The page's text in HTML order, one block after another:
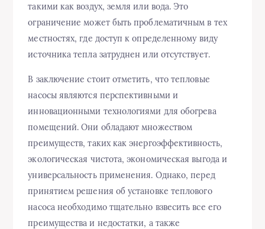
такими как воздух, земля или вода. Это
ограничение может быть проблематичным в тех
местностях, где доступ к определенному виду
источника тепла затруднен или отсутствует.
В заключение стоит отметить, что тепловые
насосы являются перспективными и
инновационными технологиями для обогрева
помещений. Они обладают множеством
преимуществ, таких как энергоэффективность,
экологическая чистота, экономическая выгода и
универсальность применения. Однако, перед
принятием решения об установке теплового
насоса необходимо тщательно взвесить все его
преимущества и недостатки, а также